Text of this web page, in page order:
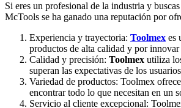
Si eres un profesional de la industria y
McTools se ha ganado una reputación por
Experiencia y trayectoria: Toolmex es
productos de alta calidad y por
Calidad y precisión: Toolmex utiliza
superan las expectativas de los
Variedad de productos: Toolmex
encontrar todo lo que necesitan en un
Servicio al cliente excepcional: